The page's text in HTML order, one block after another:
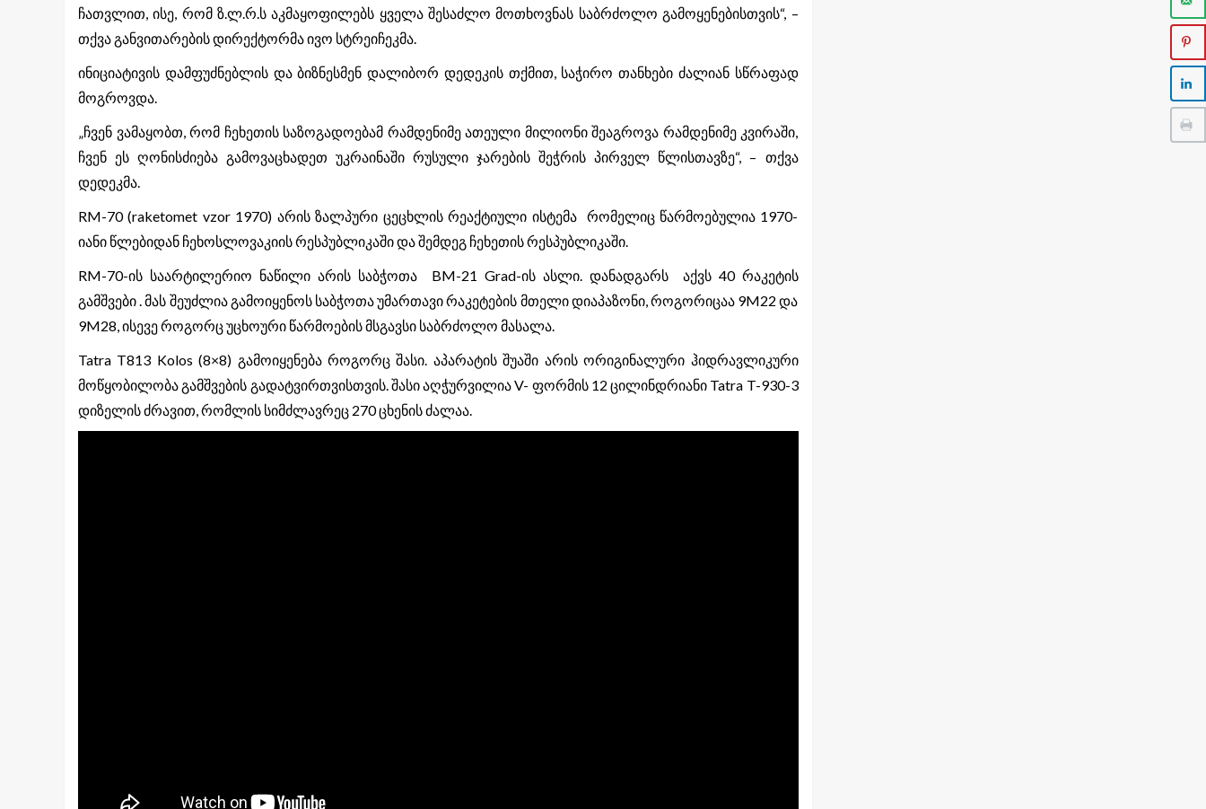
ჩათვლით, ისე, რომ ზ.ლ.რ.ს აკმაყოფილებს ყველა შესაძლო მოთხოვნას საბრძოლო გამოყენებისთვის“, –
თქვა განვითარების დირექტორმა ივო სტრეიჩეკმა.
ინიციატივის დამფუძნებლის და ბიზნესმენ დალიბორ დედეკის თქმით, საჭირო თანხები ძალიან სწრაფად
მოგროვდა.
„ჩვენ ვამაყობთ, რომ ჩეხეთის საზოგადოებამ რამდენიმე ათეული მილიონი შეაგროვა რამდენიმე კვირაში,
ჩვენ ეს ღონისძიება გამოვაცხადეთ უკრაინაში რუსული ჯარების შეჭრის პირველ წლისთავზე“, – თქვა
დედეკმა.
RM-70 (raketomet vzor 1970) არის ზალპური ცეცხლის რეაქტიული ისტემა რომელიც წარმოებულია 1970-
იანი წლებიდან ჩეხოსლოვაკიის რესპუბლიკაში და შემდეგ ჩეხეთის რესპუბლიკაში.
RM-70-ის საარტილერიო ნაწილი არის საბჭოთა BM-21 Grad-ის ასლი. დანადგარს აქვს 40 რაკეტის
გამშვები . მას შეუძლია გამოიყენოს საბჭოთა უმართავი რაკეტების მთელი დიაპაზონი, როგორიცაა 9M22 და
9M28, ისევე როგორც უცხოური წარმოების მსგავსი საბრძოლო მასალა.
Tatra T813 Kolos (8×8) გამოიყენება როგორც შასი. აპარატის შუაში არის ორიგინალური ჰიდრავლიკური
მოწყობილობა გამშვების გადატვირთვისთვის. შასი აღჭურვილია V- ფორმის 12 ცილინდრიანი Tatra T-930-3
დიზელის ძრავით, რომლის სიმძლავრეც 270 ცხენის ძალაა.